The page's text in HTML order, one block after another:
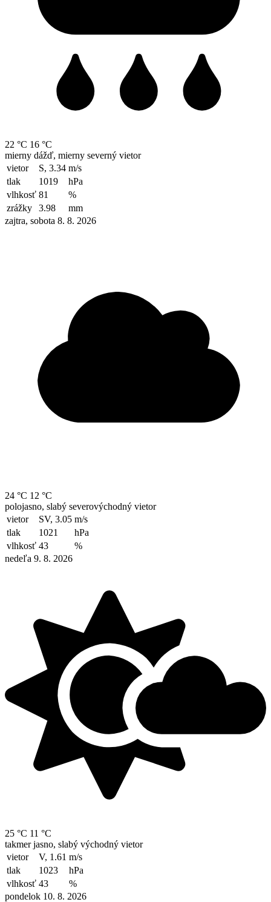
22 °C 16 °C
mierny dážď, mierny severný vietor
vietor
S, 3.34 m/s
tlak
1019
hPa
vlhkosť 81
%
zrážky
3.98
mm
zajtra, sobota 8. 8. 2026
24 °C 12 °C
polojasno, slabý severovýchodný vietor
vietor
SV, 3.05 m/s
tlak
1021
hPa
vlhkosť 43
%
nedeľa 9. 8. 2026
25 °C 11 °C
takmer jasno, slabý východný vietor
vietor
V, 1.61 m/s
tlak
1023
hPa
vlhkosť 43
%
pondelok 10. 8. 2026